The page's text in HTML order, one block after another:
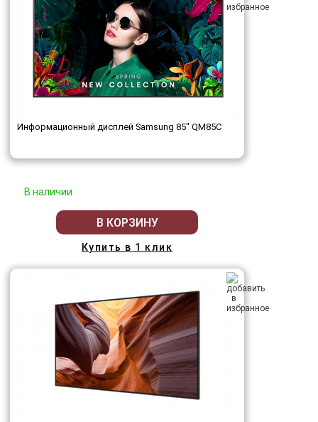
Информационный дисплей Samsung 85" QM85C
В наличии
В КОРЗИНУ
Купить в 1 клик